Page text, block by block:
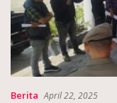
Berita April 22, 2025